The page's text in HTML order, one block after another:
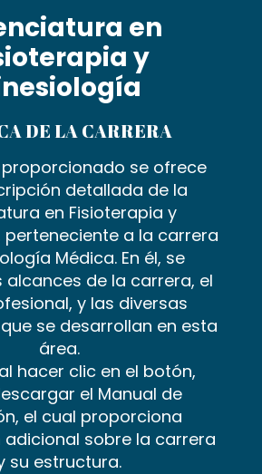
en
y
DE LA CARRERA
proporcionado se ofrece
detallada de la
en Fisioterapia y
perteneciente a la carrera
Médica. En él, se
alcances de la carrera, el
y las diversas
se desarrollan en esta
área.
hacer clic en el botón,
el Manual de
el cual proporciona
sobre la carrera
su estructura.